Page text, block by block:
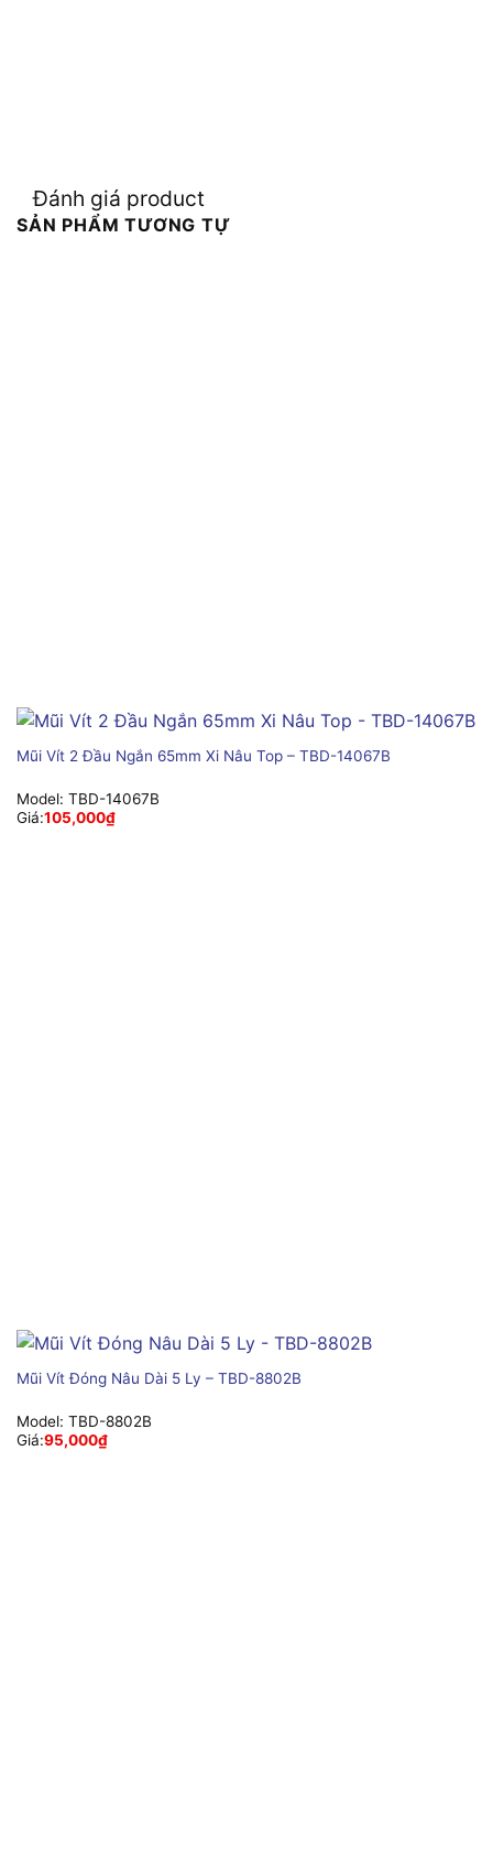
Đánh giá product
SẢN PHẨM TƯƠNG TỰ
Mũi Vít 2 Đầu Ngắn 65mm Xi Nâu Top – TBD-14067B
Model: TBD-14067B
Giá:105,000₫
Mũi Vít Đóng Nâu Dài 5 Ly – TBD-8802B
Model: TBD-8802B
Giá:95,000₫